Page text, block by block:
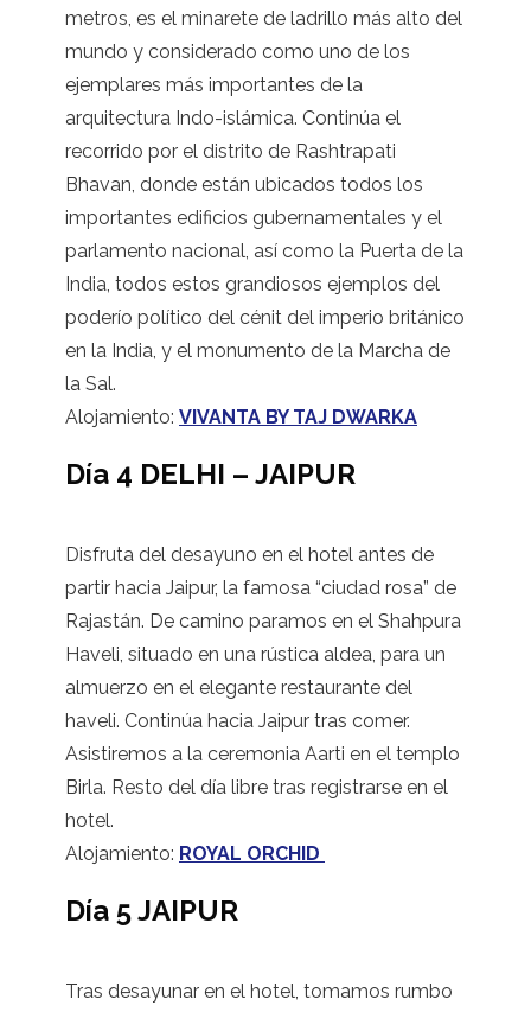
metros, es el minarete de ladrillo más alto del
mundo y considerado como uno de los
ejemplares más importantes de la
arquitectura Indo-islámica. Continúa el
recorrido por el distrito de Rashtrapati
Bhavan, donde están ubicados todos los
importantes edificios gubernamentales y el
parlamento nacional, así como la Puerta de la
India, todos estos grandiosos ejemplos del
poderío político del cénit del imperio británico
en la India, y el monumento de la Marcha de
la Sal.
Alojamiento: VIVANTA BY TAJ DWARKA
Día 4 DELHI – JAIPUR
Disfruta del desayuno en el hotel antes de
partir hacia Jaipur, la famosa “ciudad rosa” de
Rajastán. De camino paramos en el Shahpura
Haveli, situado en una rústica aldea, para un
almuerzo en el elegante restaurante del
haveli. Continúa hacia Jaipur tras comer.
Asistiremos a la ceremonia Aarti en el templo
Birla. Resto del día libre tras registrarse en el
hotel.
Alojamiento: ROYAL ORCHID
Día 5 JAIPUR
Tras desayunar en el hotel, tomamos rumbo